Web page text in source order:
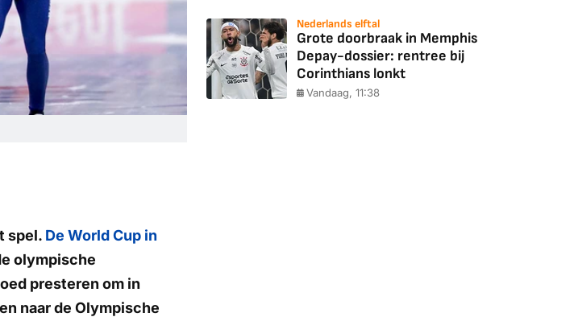
spel. De World Cup in
olympische
presteren om in
naar de Olympische
Nederlands elftal
Grote doorbraak in Memphis
Depay-dossier: rentree bij
Corinthians lonkt
Vandaag, 11:38